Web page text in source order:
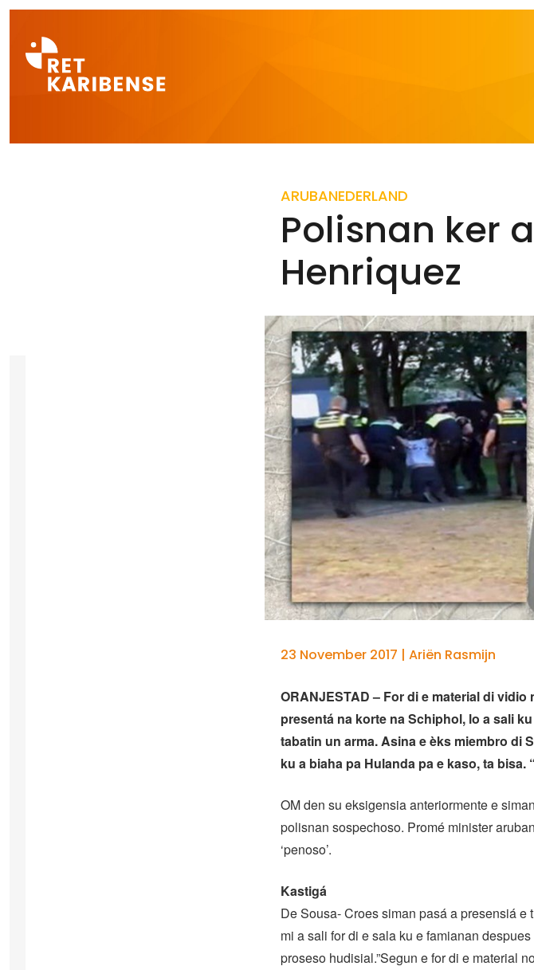
ARUBANEDERLAND
Polisnan ker
Henriquez
23 November 2017 | Ariën Rasmijn
ORANJESTAD – For di e material di
presentá na korte na Schiphol, lo a sali
tabatin un arma. Asina e èks miembro di
ku a biaha pa Hulanda pa e kaso, ta bisa.
OM den su eksigensia anteriormente e
polisnan sospechoso. Promé minister
‘penoso’.
Kastigá
De Sousa- Croes siman pasá a presensiá e
mi a sali for di e sala ku e famianan
proseso hudisial.”Segun e for di e material